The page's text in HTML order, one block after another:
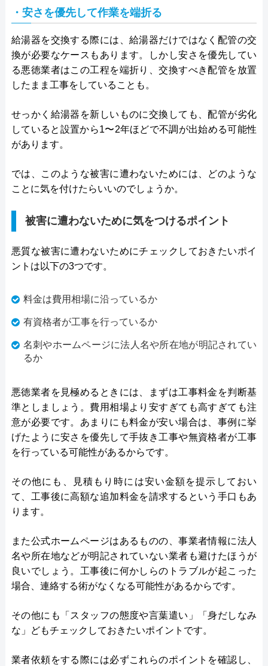
・安さを優先して作業を端折る
給湯器を交換する際には、給湯器だけではなく配管の交
換が必要なケースもあります。しかし安さを優先してい
る悪徳業者はこの工程を端折り、交換すべき配管を放置
したまま工事をしていることも。
せっかく給湯器を新しいものに交換しても、配管が劣化
していると設置から1〜2年ほどで不調が出始める可能性
があります。
では、このような被害に遭わないためには、どのような
ことに気を付けたらいいのでしょうか。
被害に遭わないために気をつけるポイント
悪質な被害に遭わないためにチェックしておきたいポイ
ントは以下の3つです。
料金は費用相場に沿っているか
有資格者が工事を行っているか
名刺やホームページに法人名や所在地が明記されてい
るか
悪徳業者を見極めるときには、まずは工事料金を判断基
準としましょう。費用相場より安すぎても高すぎても注
意が必要です。あまりにも料金が安い場合は、事例に挙
げたように安さを優先して手抜き工事や無資格者が工事
を行っている可能性があるからです。
その他にも、見積もり時には安い金額を提示しておい
て、工事後に高額な追加料金を請求するという手口もあ
ります。
また公式ホームページはあるものの、事業者情報に法人
名や所在地などが明記されていない業者も避けたほうが
良いでしょう。工事後に何かしらのトラブルが起こった
場合、連絡する術がなくなる可能性があるからです。
その他にも「スタッフの態度や言葉遣い」「身だしなみ
な」どもチェックしておきたいポイントです。
業者依頼をする際には必ずこれらのポイントを確認し、